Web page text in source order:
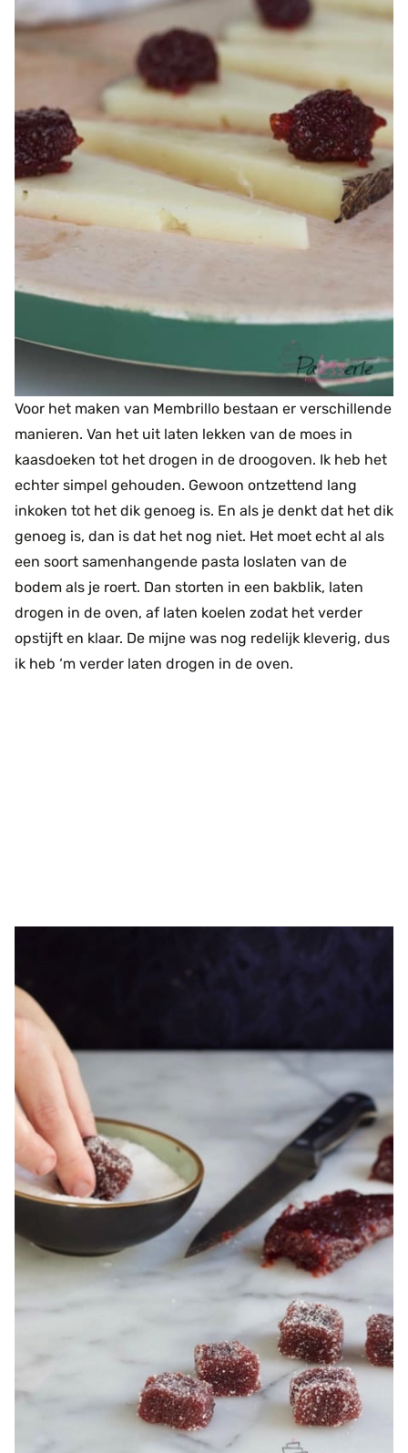
Voor het maken van Membrillo bestaan er verschillende
manieren. Van het uit laten lekken van de moes in
kaasdoeken tot het drogen in de droogoven. Ik heb het
echter simpel gehouden. Gewoon ontzettend lang
inkoken tot het dik genoeg is. En als je denkt dat het dik
genoeg is, dan is dat het nog niet. Het moet echt al als
een soort samenhangende pasta loslaten van de
bodem als je roert. Dan storten in een bakblik, laten
drogen in de oven, af laten koelen zodat het verder
opstijft en klaar. De mijne was nog redelijk kleverig, dus
ik heb ‘m verder laten drogen in de oven.